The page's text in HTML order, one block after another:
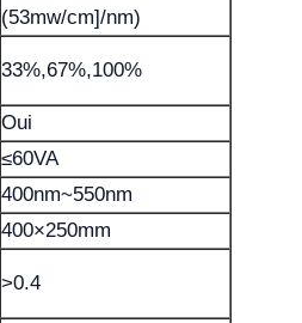
(53mw/cm]/nm)
33%,67%,100%
Oui
≤60VA
400nm~550nm
400×250mm
>0.4